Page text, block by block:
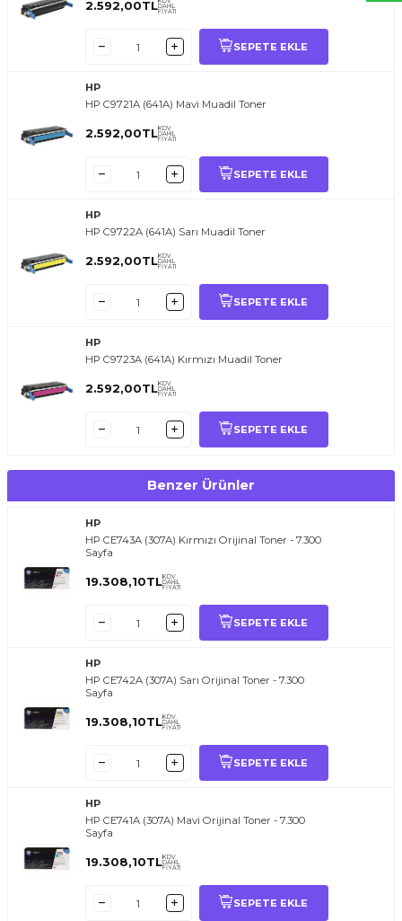
2.592,00TLDAHİL
FİYATI
SEPETE EKLE
HP
HP C9721A (641A) Mavi Muadil Toner
2.592,00TLKDV
DAHİL
FİYATI
SEPETE EKLE
HP
HP C9722A (641A) Sarı Muadil Toner
2.592,00TLKDV
DAHİL
FİYATI
SEPETE EKLE
HP
HP C9723A (641A) Kırmızı Muadil Toner
2.592,00TLKDV
DAHİL
FİYATI
SEPETE EKLE
Benzer Ürünler
HP
HP CE743A (307A) Kırmızı Orijinal Toner - 7.300
Sayfa
19.308,10TLKDV
DAHİL
FİYATI
SEPETE EKLE
HP
HP CE742A (307A) Sarı Orijinal Toner - 7.300
Sayfa
19.308,10TLKDV
DAHİL
FİYATI
SEPETE EKLE
HP
HP CE741A (307A) Mavi Orijinal Toner - 7.300
Sayfa
19.308,10TLKDV
DAHİL
FİYATI
SEPETE EKLE